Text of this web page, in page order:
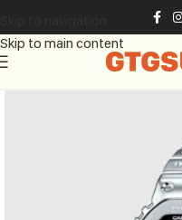
Skip to main content